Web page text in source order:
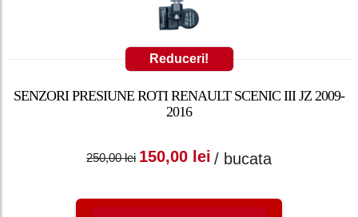
Reduceri!
SENZORI PRESIUNE ROTI RENAULT SCENIC III JZ 2009-
2016
250,00lei
Prețul inițial a fost:
150,00 lei
Prețul curent
/ bucata